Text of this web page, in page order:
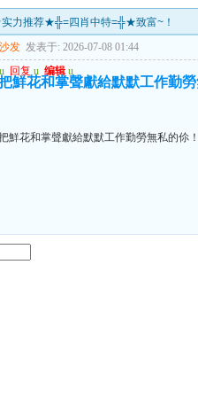
力推荐★╬=四肖中特=╬★致富~！
沙发 发表于: 2026-07-08 01:44
u 回复 u 编辑 u
鮮花和掌聲獻給默默工作勤勞
鮮花和掌聲獻給默默工作勤勞無私的伱！